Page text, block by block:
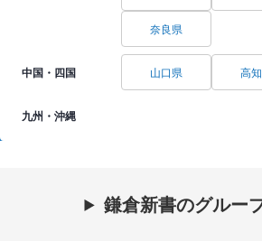
奈良県
中国・四国 山口県 高
九州・沖縄
鎌倉新書のグルー